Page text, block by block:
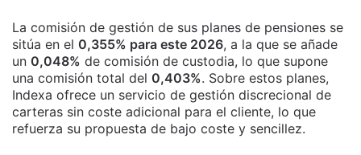
La comisión de gestión de sus planes de pensiones se
sitúa en el 0,355% para este 2026, a la que se añade
un 0,048% de comisión de custodia, lo que supone
una comisión total del 0,403%. Sobre estos planes,
Indexa ofrece un servicio de gestión discrecional de
carteras sin coste adicional para el cliente, lo que
refuerza su propuesta de bajo coste y sencillez.